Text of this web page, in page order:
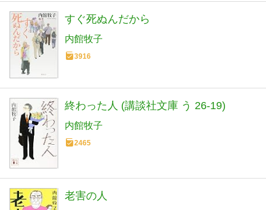
すぐ死ぬんだから
内館牧子
3916
終わった人 (講談社文庫 う 26-19)
内館牧子
2465
老害の人